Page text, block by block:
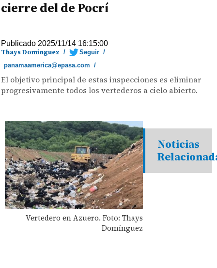
cierre del de Pocrí
Publicado 2025/11/14 16:15:00
Thays Domínguez / Seguir /
panamaamerica@epasa.com /
El objetivo principal de estas inspecciones es eliminar
progresivamente todos los vertederos a cielo abierto.
Vertedero en Azuero. Foto: Thays
Domínguez
Noticias